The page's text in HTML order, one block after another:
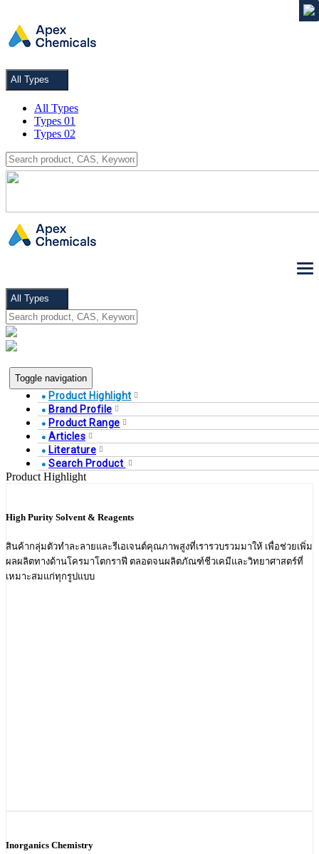
All Types
All Types
Types 01
Types 02
All Types
Toggle navigation
Product Highlight
Brand Profile
Product Range
Articles
Literature
Search Product
Product Highlight
High Purity Solvent & Reagents
สินค้ากลุ่มตัวทำละลายและรีเอเจนต์คุณภาพสูงที่เรารวบรวมมาให้ เพื่อช่วยเพิ่ม
ผลผลิตทางด้านโครมาโตกราฟี ตลอดจนผลิตภัณฑ์ชีวเคมีและวิทยาศาสตร์ที่
เหมาะสมแก่ทุกรูปแบบ
Inorganics Chemistry